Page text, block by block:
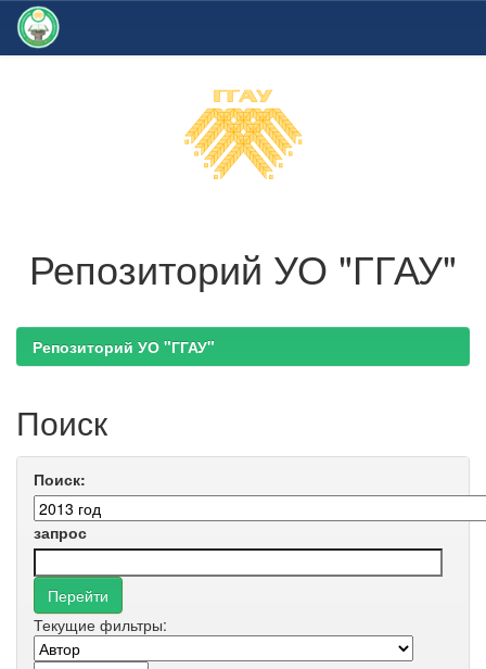
Репозиторий УО "ГГАУ"
Репозиторий УО "ГГАУ"
Поиск
Поиск:
запрос
Текущие фильтры: